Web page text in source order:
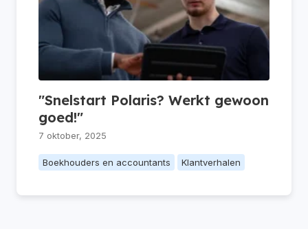
"Snelstart Polaris? Werkt gewoon
goed!"
7 oktober, 2025
Boekhouders en accountants Klantverhalen